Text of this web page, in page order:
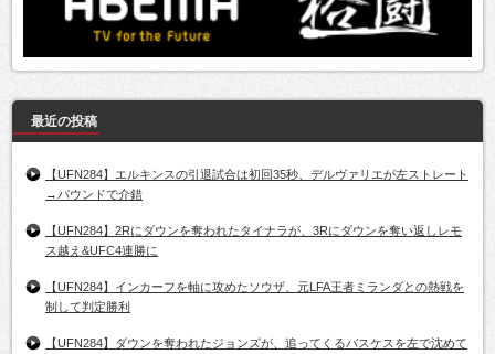
最近の投稿
【UFN284】エルキンスの引退試合は初回35秒、デルヴァリエが左ストレート
→パウンドで介錯
【UFN284】2Rにダウンを奪われたタイナラが、3Rにダウンを奪い返しレモ
ス越え&UFC4連勝に
【UFN284】インカーフを軸に攻めたソウザ、元LFA王者ミランダとの熱戦を
制して判定勝利
【UFN284】ダウンを奪われたジョンズが、追ってくるバスケスを左で沈めて